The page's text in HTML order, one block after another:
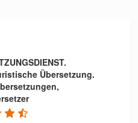
Übersetzung.